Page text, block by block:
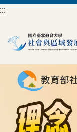
跳
要
:::